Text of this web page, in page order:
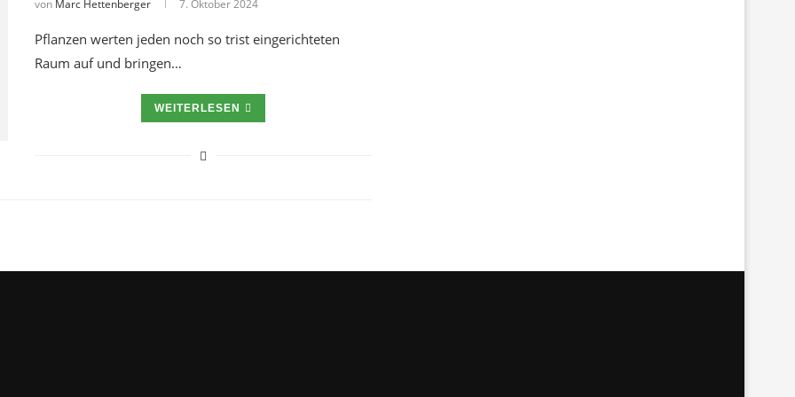
von Marc Hettenberger 7. Oktober 2024
Pflanzen werten jeden noch so trist eingerichteten
Raum auf und bringen…
WEITERLESEN